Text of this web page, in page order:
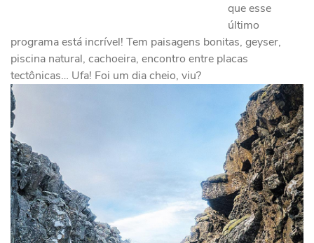
que esse
último
programa está incrível! Tem paisagens bonitas, geyser,
piscina natural, cachoeira, encontro entre placas
tectônicas… Ufa! Foi um dia cheio, viu?